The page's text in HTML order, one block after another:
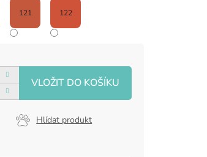
Hlídat produkt
121 122